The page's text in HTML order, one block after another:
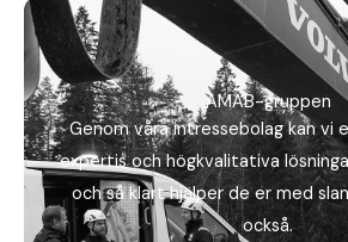
AMAB-gruppen
Genom våra intressebolag kan vi
expertis och högkvalitativa
och så klart hjälper de er med
också.